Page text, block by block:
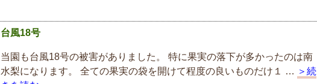
台風18号
当園も台風18号の被害がありました。 特に果実の落下が多かったのは南
水梨になります。 全ての果実の袋を開けて程度の良いものだけ１ … ＞続